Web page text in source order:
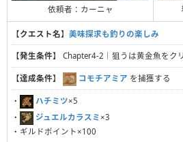
依頼者：カーニャ
【クエスト名】 美味探求も釣りの楽しみ
【発生条件】 Chapter4-2｜狙うは黄金魚をク
【達成条件】 コモチアミア を捕獲する
・ ハチミツ×5
・
ジュエルカラスミ ×3
・ギルドポイント×100